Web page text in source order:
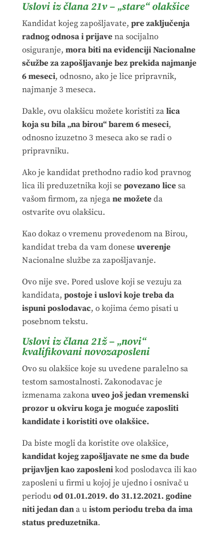
Uslovi iz člana 21v – „stare“ olakšice
Kandidat kojeg zapošljavate, pre zaključenja
radnog odnosa i prijavena socijalno
osiguranje, mora biti na evidenciji Nacionalne
sčužbe za zapošljavanje bez prekida najmanje
6 meseci, odnosno, ako je lice pripravnik,
najmanje 3 meseca.
Dakle, ovu olakšicu možete koristiti zalica
koja su bila „na birou“ barem 6 meseci,
odnosno izuzetno 3 meseca ako se radi o
pripravniku.
Ako je kandidat prethodno radio kod pravnog
lica ili preduzetnika koji se povezano licesa
vašom firmom, za njegane možeteda
ostvarite ovu olakšicu.
Kao dokaz o vremenu provedenom na Birou,
kandidat treba da vam donese uverenje
Nacionalne službe za zapošljavanje.
Ovo nije sve. Pored uslove koji se vezuju za
kandidata, postoje i uslovi koje treba da
ispuni poslodavac, o kojima ćemo pisati u
posebnom tekstu.
Uslovi iz člana 21ž – „novi“
kvalifikovani novozaposleni
Ovo su olakšice koje su uvedene paralelno sa
testom samostalnosti. Zakonodavac je
izmenama zakonauveo još jedan vremenski
prozor u okviru koga je moguće zaposliti
kandidate i koristiti ove olakšice.
Da biste mogli da koristite ove olakšice,
kandidat kojeg zapošljavate ne sme da bude
prijavljen kao zaposlenikod poslodavca ili kao
zaposleni u firmi u kojoj je ujedno i osnivač u
perioduod 01.01.2019. do 31.12.2021. godine
niti jedan dana uistom periodu treba da ima
status preduzetnika.